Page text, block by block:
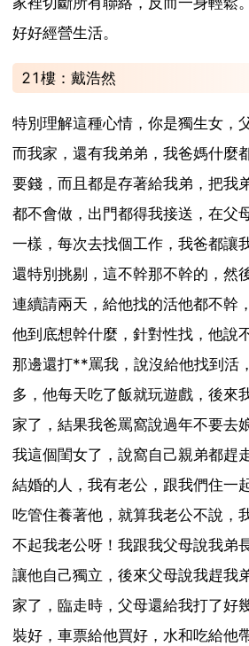
好好經營生活。
21樓：戴浩然
特別理解這種心情，你是獨生女，
而我家，還有我弟弟，我爸媽什麼
要錢，而且都是存著給我弟，把我
都不會做，出門都得我接送，在父
一樣，每次去找個工作，我爸都讓
還特別挑剔，這不幹那不幹的，然
連續請兩天，給他找的活他都不幹
他到底想幹什麼，針對性找，他說
那邊還打**罵我，說沒給他找到活
多，他每天吃了飯就玩遊戲，後來
家了，結果我爸罵窩說過年不要去
我這個閨女了，說窩自己親弟都趕
結婚的人，我有老公，跟我們住一
吃管住養著他，就算我老公不說，
不起我老公呀！我跟我父母說我弟
讓他自己獨立，後來父母說我趕我
家了，臨走時，父母還給我打了好
裝好，車票給他買好，水和吃給他